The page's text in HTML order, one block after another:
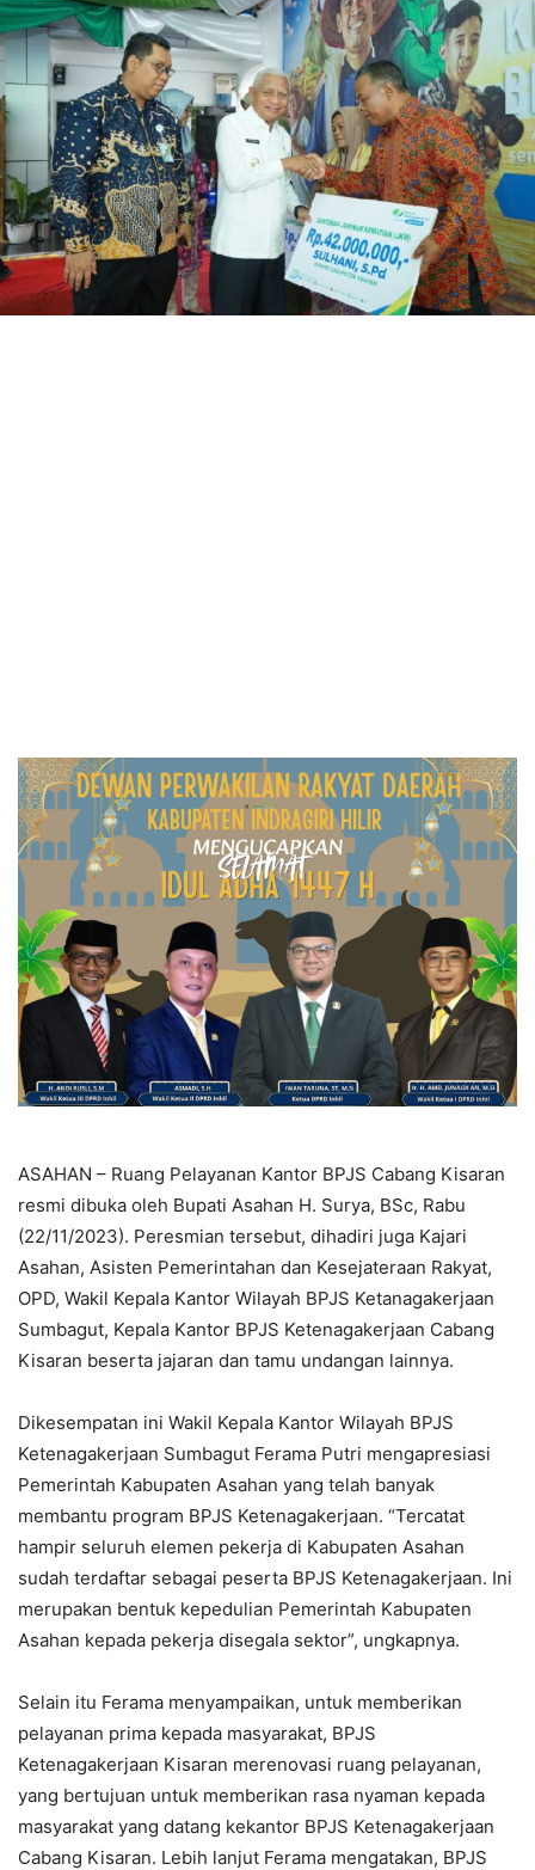
ASAHAN – Ruang Pelayanan Kantor BPJS Cabang Kisaran
resmi dibuka oleh Bupati Asahan H. Surya, BSc, Rabu
(22/11/2023). Peresmian tersebut, dihadiri juga Kajari
Asahan, Asisten Pemerintahan dan Kesejateraan Rakyat,
OPD, Wakil Kepala Kantor Wilayah BPJS Ketanagakerjaan
Sumbagut, Kepala Kantor BPJS Ketenagakerjaan Cabang
Kisaran beserta jajaran dan tamu undangan lainnya.
Dikesempatan ini Wakil Kepala Kantor Wilayah BPJS
Ketenagakerjaan Sumbagut Ferama Putri mengapresiasi
Pemerintah Kabupaten Asahan yang telah banyak
membantu program BPJS Ketenagakerjaan. “Tercatat
hampir seluruh elemen pekerja di Kabupaten Asahan
sudah terdaftar sebagai peserta BPJS Ketenagakerjaan. Ini
merupakan bentuk kepedulian Pemerintah Kabupaten
Asahan kepada pekerja disegala sektor”, ungkapnya.
Selain itu Ferama menyampaikan, untuk memberikan
pelayanan prima kepada masyarakat, BPJS
Ketenagakerjaan Kisaran merenovasi ruang pelayanan,
yang bertujuan untuk memberikan rasa nyaman kepada
masyarakat yang datang kekantor BPJS Ketenagakerjaan
Cabang Kisaran. Lebih lanjut Ferama mengatakan, BPJS